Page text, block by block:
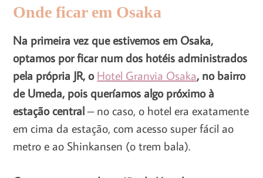
Onde ficar em Osaka
Na primeira vez que estivemos em Osaka,
optamos por ficar num dos hotéis administrados
pela própria JR, oHotel Granvia Osaka, no bairro
de Umeda, pois queríamos algo próximo à
estação central– no caso, o hotel era exatamente
em cima da estação, com acesso super fácil ao
metro e ao Shinkansen (o trem bala).